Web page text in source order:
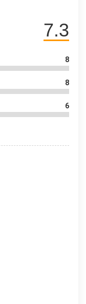
7.3
8
8
6